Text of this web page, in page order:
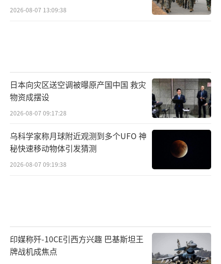
2026-08-07 13:09:38
日本向灾区送空调被曝原产国中国 救灾
物资成摆设
2026-08-07 09:17:28
乌科学家称月球附近观测到多个UFO 神
秘快速移动物体引发猜测
2026-08-07 09:19:38
印媒称歼-10CE引西方兴趣 巴基斯坦王
牌战机成焦点